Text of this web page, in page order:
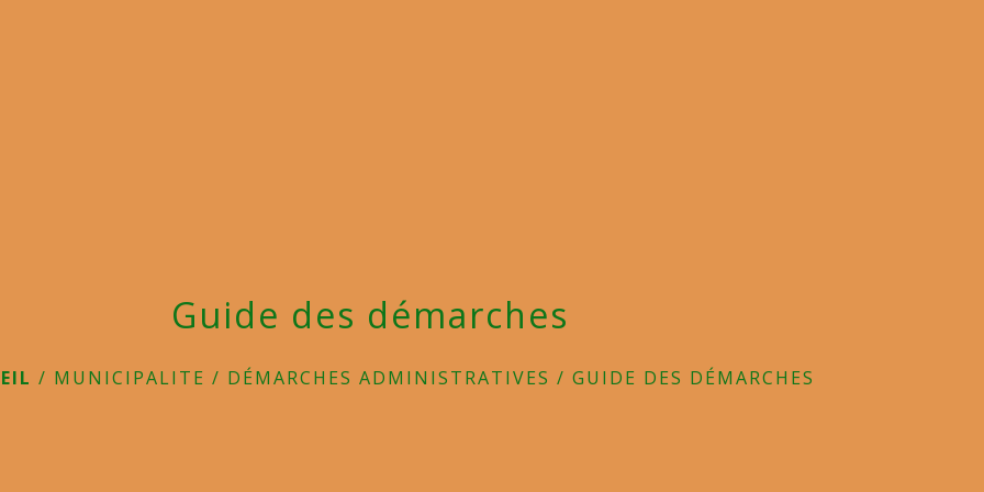
Guide des démarches
/ MUNICIPALITE / DÉMARCHES ADMINISTRATIVES / GUIDE DES DÉMARCHES